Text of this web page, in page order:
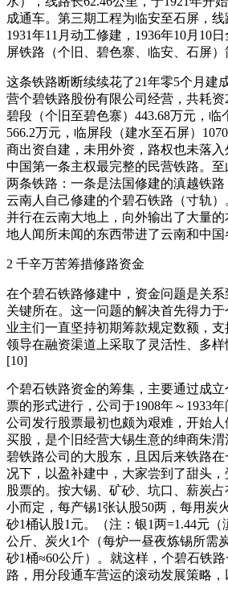
成通车。第三期工程为临安至石屏，线
1931年11月动工修建，1936年10月10
屏铁路（个旧、碧色寨、临安、石屏）
这条铁路断断续续花了21年零5个月建
营个碧铁路股份有限公司经营，共耗资
碧段（个旧至碧色寨）443.68万元，临
566.2万元，临屏段（建水至石屏）
商出资自建，未用外资，路权也未落
中国第一条主权最完整的民营铁路。
两条铁路：一条是法国修建的滇越铁
云南人自己修建的个碧石铁路（寸轨
并行在云南大地上，向外输出了大量
地人闻所未闻的东西带进了云南和中国
2 千辛万苦筹措修路资金
在个碧石铁路修建中，资金问题是关
关键所在。这一问题的解决首先得力
业主们一直坚持初期筹款规定数额，
领导在融资渠道上采取了灵活性、多样
[10]
个碧石铁路资金的筹集，主要通过成
票的形式进行，公司于1908年～1933
公司发行股票最初也颇为艰难，开始
买股，是个旧经营大锡生意的绅商朱
碧铁路公司的大股东，且因后来铁路
况下，以盈补建中，大家尝到了甜头
股票的。按大锡、矿砂、坑口、薪炭
小而定，每产锡1张认股50两，每用炭
砂1桶认股1元。（注：银1两=1.44元（
公斤、炭火1个（每炉一昼夜炼锡所需
砂1桶≈60公斤）。就这样，个碧石铁
路，用分段通车营运的滚动发展策略